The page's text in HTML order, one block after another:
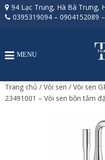
94 Lạc Trung, Hà Bà Trưng,
0395319094 – 0904152089 –
MENU
Trang chủ / Vòi sen / Vòi sen
23491001 – Vòi sen bồn tắm